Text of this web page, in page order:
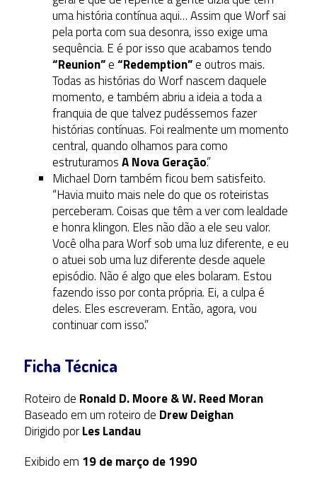
uma história contínua aqui… Assim que Worf sai
pela porta com sua desonra, isso exige uma
sequência. E é por isso que acabamos tendo
“Reunion”e“Redemption”e outros mais.
Todas as histórias do Worf nascem daquele
momento, e também abriu a ideia a toda a
franquia de que talvez pudéssemos fazer
histórias contínuas. Foi realmente um momento
central, quando olhamos para como
estruturamosA Nova Geração.”
Michael Dorn também ficou bem satisfeito.
“Havia muito mais nele do que os roteiristas
perceberam. Coisas que têm a ver com lealdade
e honra klingon. Eles não dão a ele seu valor.
Você olha para Worf sob uma luz diferente, e eu
o atuei sob uma luz diferente desde aquele
episódio. Não é algo que eles bolaram. Estou
fazendo isso por conta própria. Ei, a culpa é
deles. Eles escreveram. Então, agora, vou
continuar com isso.”
Ficha Técnica
Roteiro de Ronald D. Moore & W. Reed Moran
Baseado em um roteiro de Drew Deighan
Dirigido porLes Landau
Exibido em 19 de março de 1990